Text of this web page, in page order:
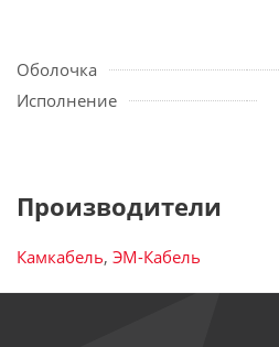
Оболочка
Исполнение
Производители
Камкабель, ЭМ-Кабель